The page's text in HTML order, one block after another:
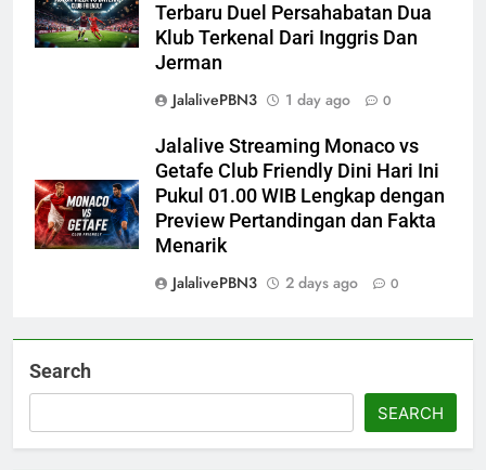
Terbaru Duel Persahabatan Dua
Klub Terkenal Dari Inggris Dan
Jerman
JalalivePBN3
1 day ago 0
Jalalive Streaming Monaco vs
Getafe Club Friendly Dini Hari Ini
Pukul 01.00 WIB Lengkap dengan
Preview Pertandingan dan Fakta
Menarik
JalalivePBN3
2 days ago 0
Search
SEARCH